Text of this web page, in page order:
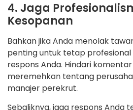
4. Jaga
Kesopanan
Bahkan jika Anda menolak
penting untuk tetap
respons Anda. Hindari
meremehkan tentang
manajer perekrut.
Sebaliknya, jaga respons Anda